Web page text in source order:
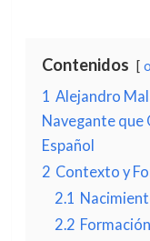
Contenidos
1 Alejandro
Navegante que
Español
2 Contexto y
2.1
2.2